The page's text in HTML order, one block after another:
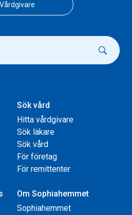
Vårdgivare
Sök vård
Hitta vårdgivare
Sök läkare
Sök vård
För företag
För remittenter
Om Sophiahemmet
Sophiahemmet